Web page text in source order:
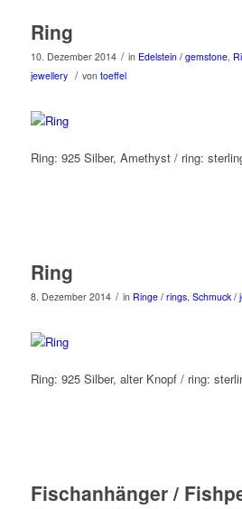
Ring
10. Dezember 2014 / in Edelstein / gemstone,
jewellery / von toeffel
Ring: 925 Silber, Amethyst / ring:
Ring
8. Dezember 2014 / in Ringe / rings, Schmuck /
Ring: 925 Silber, alter Knopf / ring:
Fischanhänger /